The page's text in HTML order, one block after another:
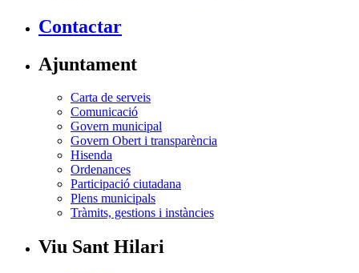
Contactar
Ajuntament
Carta de serveis
Comunicació
Govern municipal
Govern Obert i transparència
Hisenda
Ordenances
Participació ciutadana
Plens municipals
Tràmits, gestions i instàncies
Viu Sant Hilari